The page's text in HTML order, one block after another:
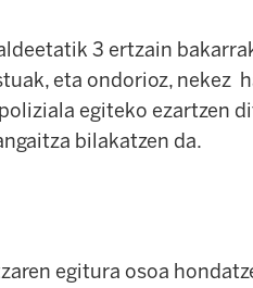
3 ertzain bakarrak
eta ondorioz, nekez
egiteko ezartzen
bilakatzen da.
egitura osoa